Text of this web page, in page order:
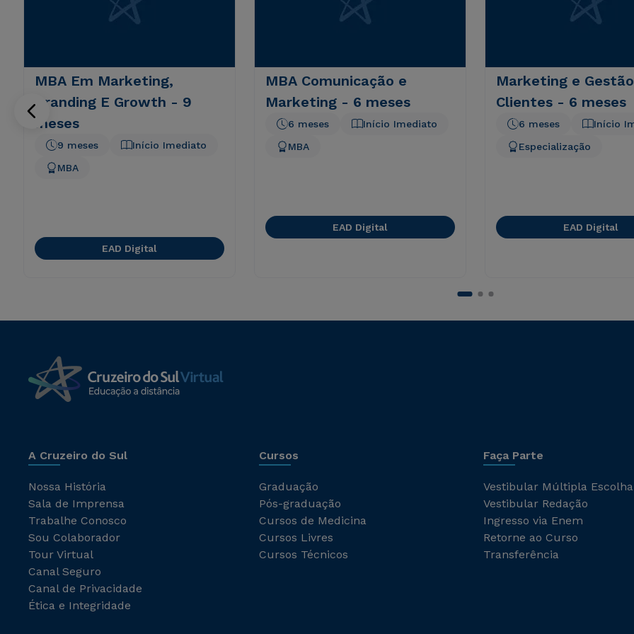
MBA Em Marketing,
Branding E Growth - 9
meses
Início Imediato
9 meses
MBA
EAD Digital
MBA Comunicação e
Marketing - 6 meses
Início Imediato
6 meses
MBA
EAD Digital
Marketing e
Clientes - 6 meses
Início
6 meses
Especialização
EAD Digital
A Cruzeiro do Sul
Nossa História
Sala de Imprensa
Trabalhe Conosco
Sou Colaborador
Tour Virtual
Canal Seguro
Canal de Privacidade
Ética e Integridade
Cursos
Graduação
Pós-graduação
Cursos de Medicina
Cursos Livres
Cursos Técnicos
Faça Parte
Vestibular Múltipla Escolha
Vestibular Redação
Ingresso via Enem
Retorne ao Curso
Transferência